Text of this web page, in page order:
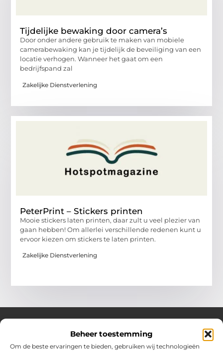
Beheer toestemming
Om de beste ervaringen te bieden, gebruiken wij technologieën
Tijdelijke bewaking door camera’s
Door onder andere gebruik te maken van mobiele
camerabewaking kan je tijdelijk de beveiliging van een
locatie verhogen. Wanneer het gaat om een
bedrijfspand zal
Zakelijke Dienstverlening
PeterPrint – Stickers printen
Mooie stickers laten printen, daar zult u veel plezier van
gaan hebben! Om allerlei verschillende redenen kunt u
ervoor kiezen om stickers te laten printen.
Zakelijke Dienstverlening
Over Hotspotmagazine